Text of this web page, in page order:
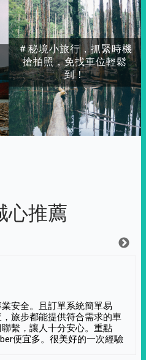
＃秘境小旅行，抓緊時機
搶拍照，免找車位輕鬆
到！
心推薦
安全。且訂單系統簡單易
旅步都能提供符合需求的車
繫，讓人十分安心。重點
便宜多。很美好的一次經驗